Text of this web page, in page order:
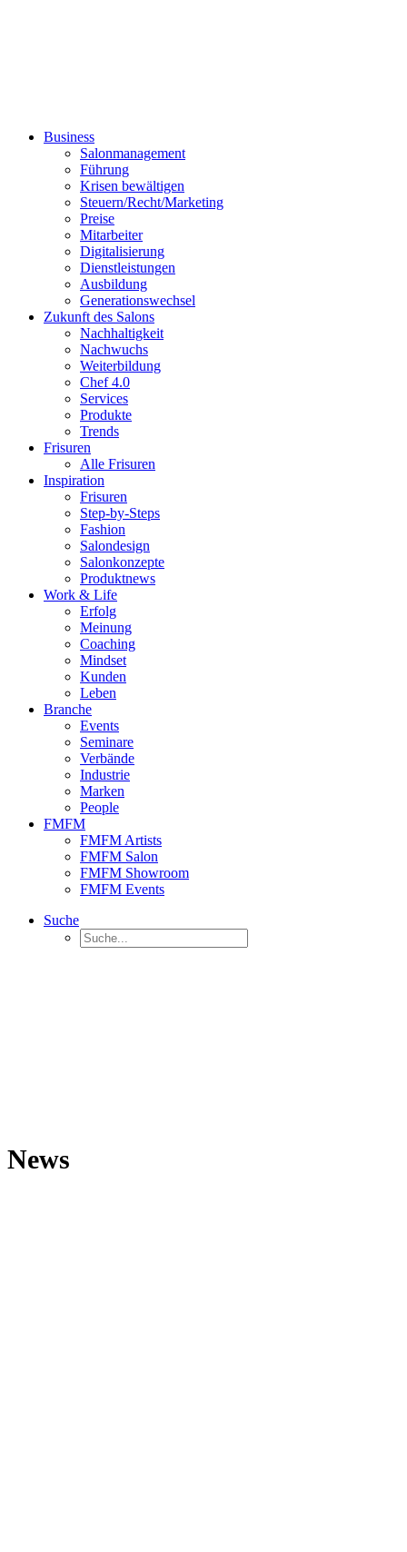
Business
Salonmanagement
Führung
Krisen bewältigen
Steuern/Recht/Marketing
Preise
Mitarbeiter
Digitalisierung
Dienstleistungen
Ausbildung
Generationswechsel
Zukunft des Salons
Nachhaltigkeit
Nachwuchs
Weiterbildung
Chef 4.0
Services
Produkte
Trends
Frisuren
Alle Frisuren
Inspiration
Frisuren
Step-by-Steps
Fashion
Salondesign
Salonkonzepte
Produktnews
Work & Life
Erfolg
Meinung
Coaching
Mindset
Kunden
Leben
Branche
Events
Seminare
Verbände
Industrie
Marken
People
FMFM
FMFM Artists
FMFM Salon
FMFM Showroom
FMFM Events
Suche
News